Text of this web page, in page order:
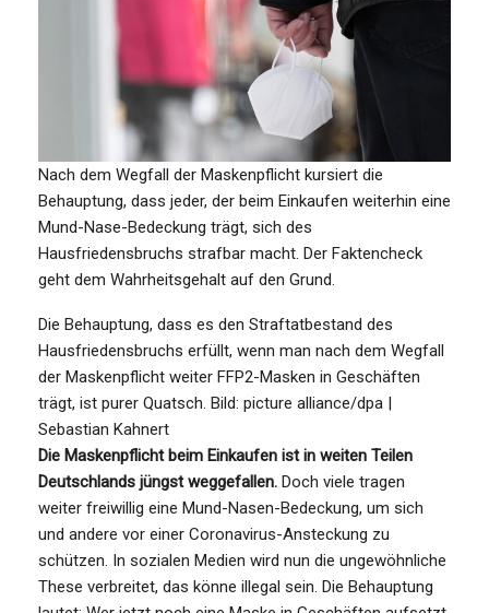
Nach dem Wegfall der Maskenpflicht kursiert die
Behauptung, dass jeder, der beim Einkaufen weiterhin eine
Mund-Nase-Bedeckung trägt, sich des
Hausfriedensbruchs strafbar macht. Der Faktencheck
geht dem Wahrheitsgehalt auf den Grund.
Die Behauptung, dass es den Straftatbestand des
Hausfriedensbruchs erfüllt, wenn man nach dem Wegfall
der Maskenpflicht weiter FFP2-Masken in Geschäften
trägt, ist purer Quatsch. Bild: picture alliance/dpa |
Sebastian Kahnert
Die Maskenpflicht beim Einkaufen ist in weiten Teilen
Deutschlands jüngst weggefallen. Doch viele tragen
weiter freiwillig eine Mund-Nasen-Bedeckung, um sich
und andere vor einer Coronavirus-Ansteckung zu
schützen. In sozialen Medien wird nun die ungewöhnliche
These verbreitet, das könne illegal sein. Die Behauptung